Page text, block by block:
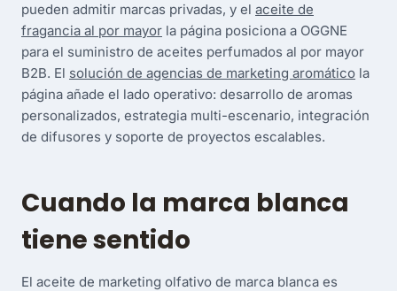
pueden admitir marcas privadas, y el aceite de
fragancia al por mayor la página posiciona a OGGNE
para el suministro de aceites perfumados al por mayor
B2B. El solución de agencias de marketing aromático la
página añade el lado operativo: desarrollo de aromas
personalizados, estrategia multi-escenario, integración
de difusores y soporte de proyectos escalables.
Cuando la marca blanca
tiene sentido
El aceite de marketing olfativo de marca blanca es